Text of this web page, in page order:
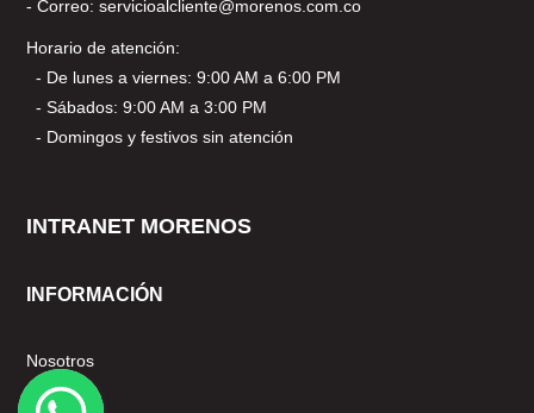
- Correo: servicioalcliente@morenos.com.co
Horario de atención:
- De lunes a viernes: 9:00 AM a 6:00 PM
- Sábados: 9:00 AM a 3:00 PM
- Domingos y festivos sin atención
INTRANET MORENOS
INFORMACIÓN
Nosotros
Mi cuenta